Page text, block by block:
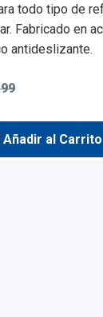
todo tipo de
Fabricado en
antideslizante.
Añadir al Carrito